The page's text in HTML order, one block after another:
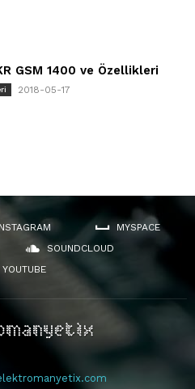
GSM 1400 ve Özellikleri
2018-05-17
MYSPACE
SOUNDCLOUD
YOUTUBE